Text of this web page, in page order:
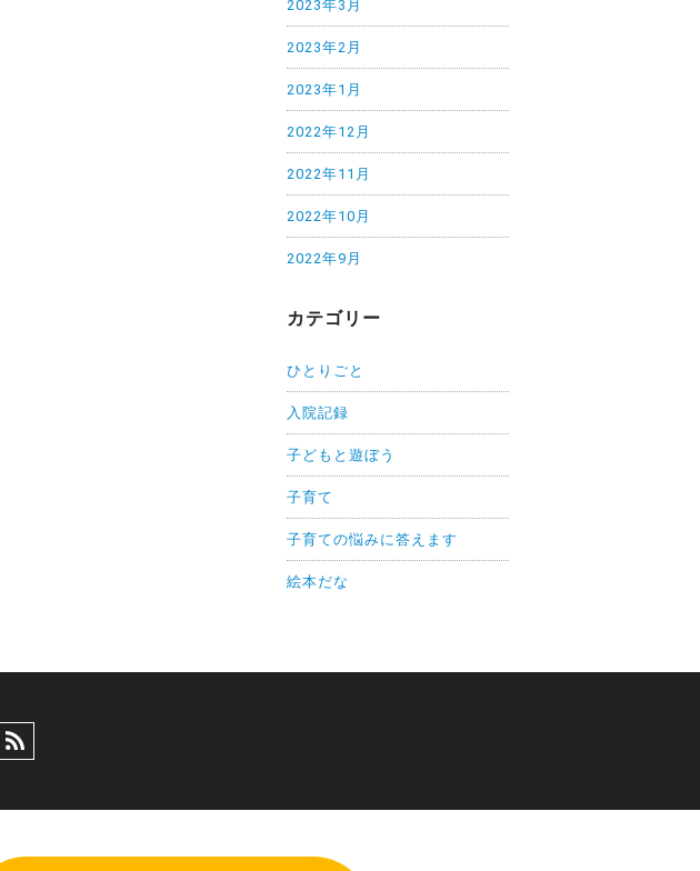
2023年3月
2023年2月
2023年1月
2022年12月
2022年11月
2022年10月
2022年9月
カテゴリー
ひとりごと
入院記録
子どもと遊ぼう
子育て
子育ての悩みに答えます
絵本だな